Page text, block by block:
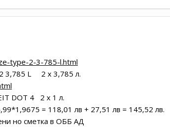
type-2-3-785-l.html
2 3,785 L 2 х 3,785 л.
DOT 4 2 х 1 л.
= 118,01 лв + 27,51 лв = 145,52 лв.
но сметка в ОББ АД